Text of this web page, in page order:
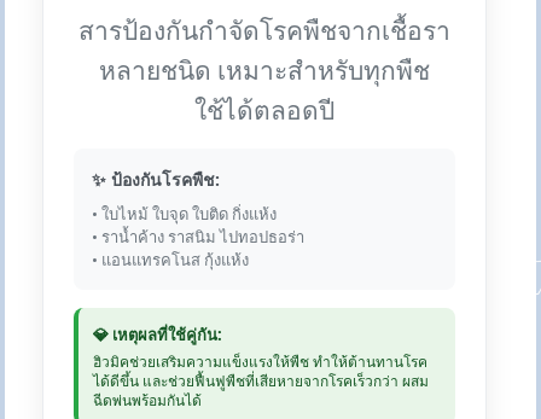
สารป้องกันกำจัดโรคพืชจากเชื้อรา
หลายชนิด เหมาะสำหรับทุกพืช
ใช้ได้ตลอดปี
✨ ป้องกันโรคพืช:
• ใบไหม้ ใบจุด ใบติด กิ่งแห้ง
• ราน้ำค้าง ราสนิม ไปทอปธอร่า
• แอนแทรคโนส กุ้งแห้ง
💎 เหตุผลที่ใช้คู่กัน:
ฮิวมิคช่วยเสริมความแข็งแรงให้พืช ทำให้ต้านทานโรค
ได้ดีขึ้น และช่วยฟื้นฟูพืชที่เสียหายจากโรคเร็วกว่า ผสม
ฉีดพ่นพร้อมกันได้